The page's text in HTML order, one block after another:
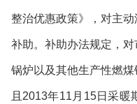
整治优惠政策》，对主
补助。补助办法规定，
锅炉以及其他生产性燃
且 2013年11 月 15日采暖